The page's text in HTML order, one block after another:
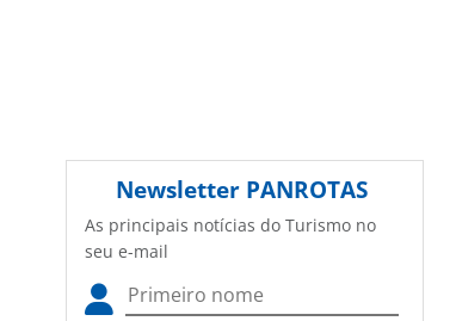
Newsletter PANROTAS
As principais notícias do Turismo no
seu e-mail